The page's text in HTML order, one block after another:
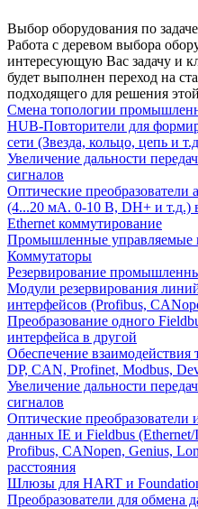
Выбор оборудования по задаче
Работа с деревом выбора
интересующую Вас задачу и
будет выполнен переход на
подходящего для решения
Смена топологии
HUB-Повторители для
сети (Звезда, кольцо, цепь и
Увеличение дальности
сигналов
Оптические преобразователи
(4...20 мА. 0-10 В, DH+ и т.д.)
Ethernet коммутирование
Промышленные управляемые
Коммутаторы
Резервирование
Модули резервирования
интерфейсов (Profibus,
Преобразование одного
интерфейса в другой
Обеспечение взаимодействия
DP, CAN, Profinet, Modbus,
Увеличение дальности
сигналов
Оптические преобразователи
данных IE и Fieldbus
Profibus, CANopen, Genius,
расстояния
Шлюзы для HART и
Преобразователи для